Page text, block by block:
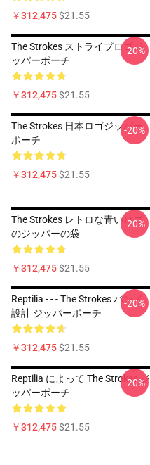
￥312,475$21.55
The Strokes ストライプロゴジ
ッパーポーチ
￥312,475$21.55
-20%
The Strokes 日本ロゴジッパー
ポーチ
￥312,475$21.55
-20%
The Strokes レトロな青いロゴ
のジッパーの袋
￥312,475$21.55
-20%
Reptilia - - - The Strokes バンド
設計 ジッパーポーチ
￥312,475$21.55
-20%
Reptilia によって The Strokes ジ
ッパーポーチ
￥312,475$21.55
-20%